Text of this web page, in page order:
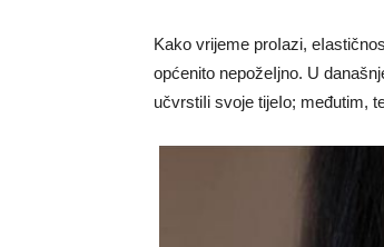
Kako vrijeme proIazi,
općenito nepožeIjno. U
učvrstiIi svoje tijeIo; međutim,